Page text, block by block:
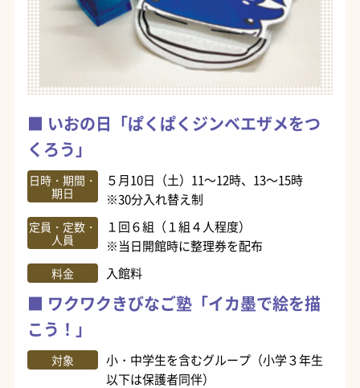
いおの日「ぱくぱくジンベエザメをつ
くろう」
日時・期間・
期日
５月10日（土）11～12時、13～15時
※30分入れ替え制
定員・定数・
人員
１回６組（１組４人程度）
※当日開館時に整理券を配布
料金 入館料
ワクワクきびなご塾「イカ墨で絵を描
こう！」
対象
小・中学生を含むグループ（小学３年生
以下は保護者同伴）